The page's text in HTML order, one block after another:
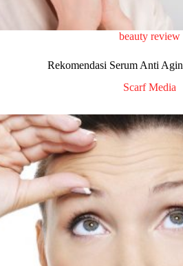
beauty review
Rekomendasi Serum Anti
Scarf Media